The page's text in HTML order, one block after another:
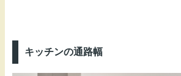
キッチンの通路幅